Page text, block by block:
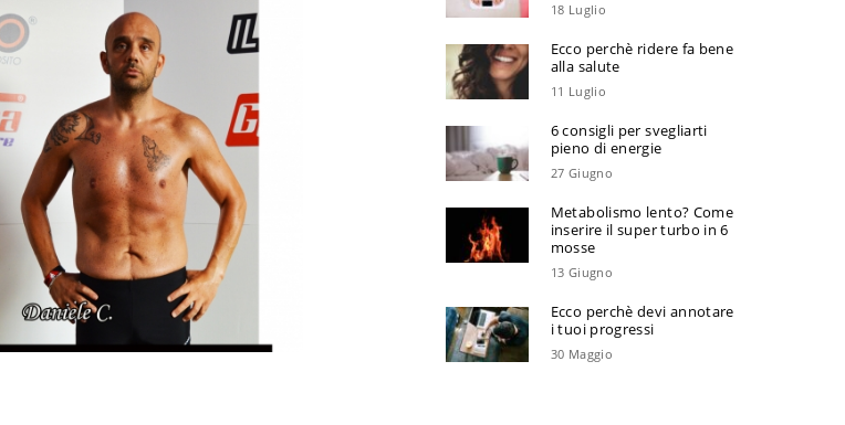
18 Luglio
Ecco perchè ridere fa bene
alla salute
11 Luglio
6 consigli per svegliarti
pieno di energie
27 Giugno
Metabolismo lento? Come
inserire il super turbo in 6
mosse
13 Giugno
Ecco perchè devi annotare
i tuoi progressi
30 Maggio